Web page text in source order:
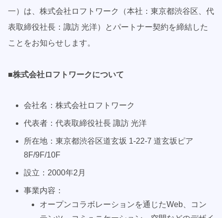
一）は、株式会社ロフトワーク（本社：東京都渋谷区、代
表取締役社長：諏訪 光洋）とパートナー契約を締結した
ことをお知らせします。
■株式会社ロフトワークについて
会社名：株式会社ロフトワーク
代表者：代表取締役社長 諏訪 光洋
所在地：東京都渋谷区道玄坂 1-22-7 道玄坂ピア
8F/9F/10F
設立：2000年2月
事業内容：
オープンコラボレーションを通じたWeb、コン